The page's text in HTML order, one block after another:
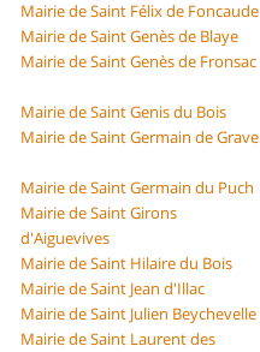
Mairie de Saint Félix de Foncaude
Mairie de Saint Genès de Blaye
Mairie de Saint Genès de Fronsac
Mairie de Saint Genis du Bois
Mairie de Saint Germain de Grave
Mairie de Saint Germain du Puch
Mairie de Saint Girons
d'Aiguevives
Mairie de Saint Hilaire du Bois
Mairie de Saint Jean d'Illac
Mairie de Saint Julien Beychevelle
Mairie de Saint Laurent des